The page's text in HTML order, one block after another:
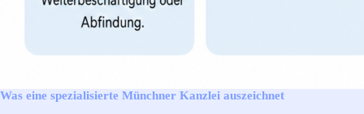
Was eine spezialisierte Münchner Kanzlei auszeichnet